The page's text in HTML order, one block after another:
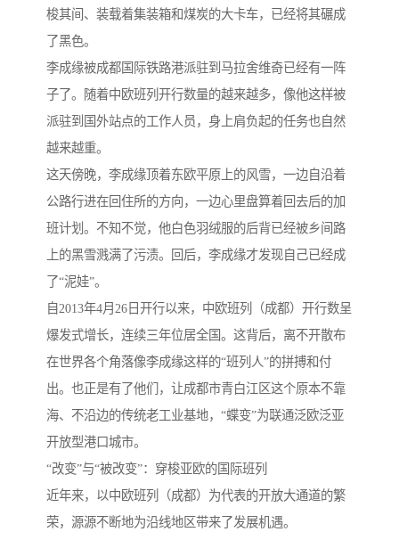
梭其间、装载着集装箱和煤炭的大卡车，已经将其碾成
了黑色。
李成缘被成都国际铁路港派驻到马拉舍维奇已经有一阵
子了。随着中欧班列开行数量的越来越多，像他这样被
派驻到国外站点的工作人员，身上肩负起的任务也自然
越来越重。
这天傍晚，李成缘顶着东欧平原上的风雪，一边自沿着
公路行进在回住所的方向，一边心里盘算着回去后的加
班计划。不知不觉，他白色羽绒服的后背已经被乡间路
上的黑雪溅满了污渍。回后，李成缘才发现自己已经成
了“泥娃”。
自2013年4月26日开行以来，中欧班列（成都）开行数呈
爆发式增长，连续三年位居全国。这背后，离不开散布
在世界各个角落像李成缘这样的“班列人”的拼搏和付
出。也正是有了他们，让成都市青白江区这个原本不靠
海、不沿边的传统老工业基地，“蝶变”为联通泛欧泛亚
开放型港口城市。
“改变”与“被改变”：穿梭亚欧的国际班列
近年来，以中欧班列（成都）为代表的开放大通道的繁
荣，源源不断地为沿线地区带来了发展机遇。